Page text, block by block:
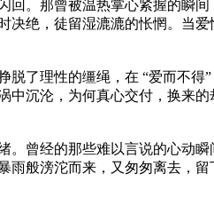
回。那曾被温热掌心紧握的瞬间
决绝，徒留湿漉漉的怅惘。当爱
了理性的缰绳，在 “爱而不得
中沉沦，为何真心交付，换来的
。曾经的那些难以言说的心动瞬
雨般滂沱而来，又匆匆离去，留